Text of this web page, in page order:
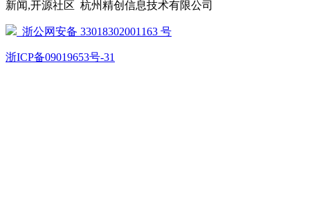
新闻,开源社区 杭州精创信息技术有限公司
浙公网安备 33018302001163 号
浙ICP备09019653号-31